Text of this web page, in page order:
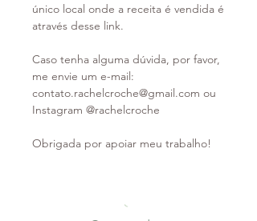
único local onde a receita é vendida é
através desse link.
Caso tenha alguma dúvida, por favor,
me envie um e-mail:
contato.rachelcroche@gmail.com ou
Instagram @rachelcroche
Obrigada por apoiar meu trabalho!